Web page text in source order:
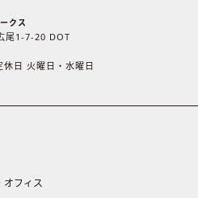
クス
尾1-7-20 DOT
日 火曜日・水曜日
オフィス